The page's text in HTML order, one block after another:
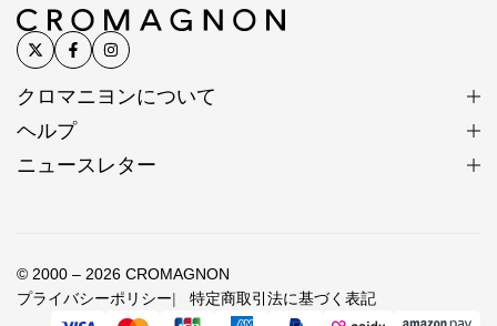
クロマニヨンについて
ヘルプ
ニュースレター
© 2000 – 2026 CROMAGNON
プライバシーポリシー
特定商取引法に基づく表記